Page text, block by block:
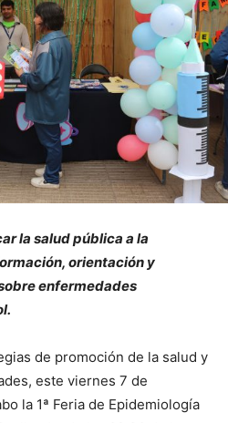
la salud pública a la
orientación y
enfermedades
de promoción de la salud y
este viernes 7 de
la 1ª Feria de Epidemiología